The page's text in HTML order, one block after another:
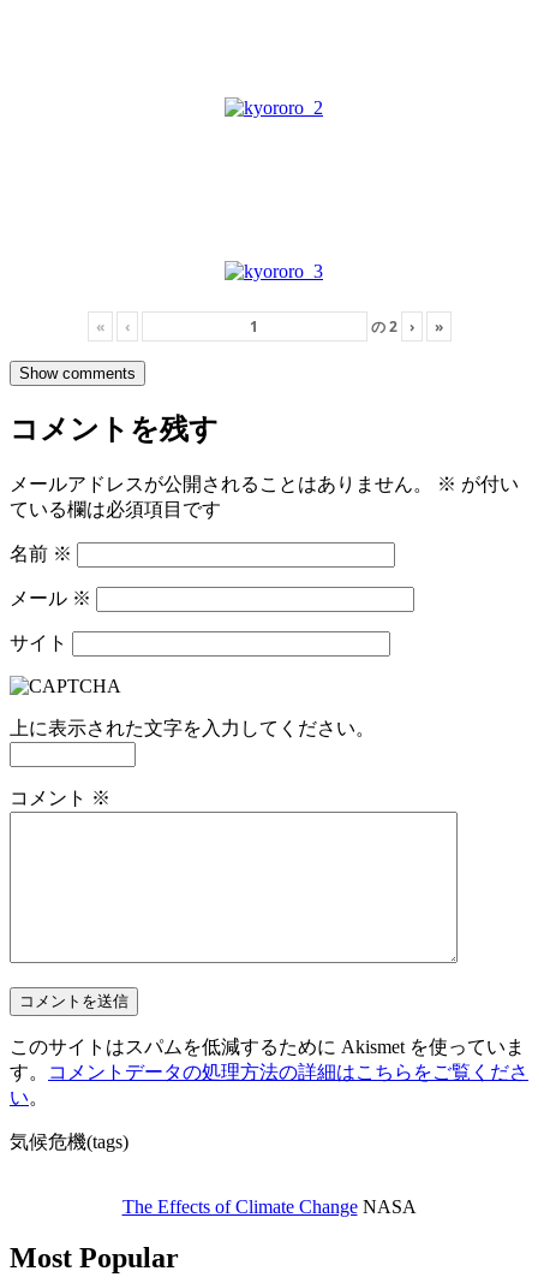
« ‹ の2 › »
Show comments
コメントを残す
メールアドレスが公開されることはありません。 ※ が付い
ている欄は必須項目です
名前 ※
メール ※
サイト
上に表示された文字を入力してください。
コメント ※
このサイトはスパムを低減するために Akismet を使っていま
す。
コメントデータの処理方法の詳細はこちらをご覧くださ
い。
気候危機(tags)
The Effects of Climate ChangeNASA
Most Popular